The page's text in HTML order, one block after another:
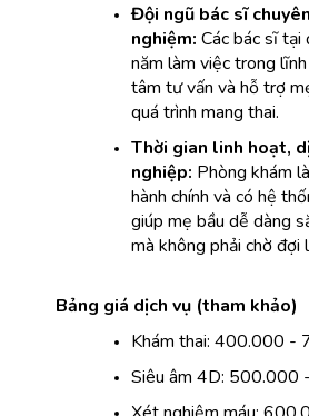
Đội ngũ bác sĩ
nghiệm: Các bác sĩ tại
năm làm việc trong
tâm tư vấn và hỗ trợ
quá trình mang thai.
Thời gian linh hoạt,
nghiệp: Phòng khám
hành chính và có hệ
giúp mẹ bầu dễ dàng
mà không phải chờ đợi
Bảng giá dịch vụ (tham khảo)
Khám thai: 400.000 -
Siêu âm 4D: